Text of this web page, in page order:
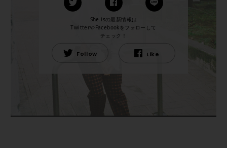
She isの最新情報は
TwitterやFacebookをフォローして
チェック！
Follow Like